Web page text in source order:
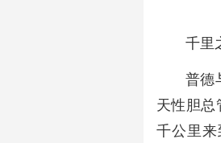
千里
普德
天性胆
千公里